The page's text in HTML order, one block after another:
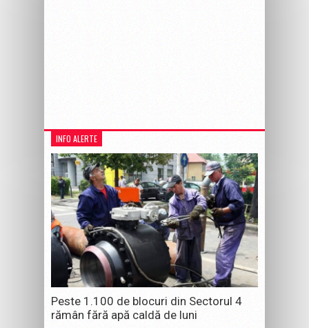
INFO ALERTE
Peste 1.100 de blocuri din Sectorul 4
rămân fără apă caldă de luni